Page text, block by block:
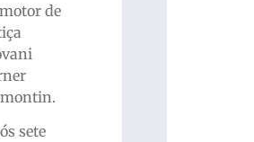
de
sete